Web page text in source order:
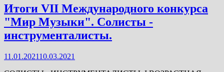
конкурса
"Мир
Музыки".
прикладное
и
Итоги VII Международного конкурса
"Мир Музыки". Солисты -
инструменталисты.
11.01.202110.03.2021